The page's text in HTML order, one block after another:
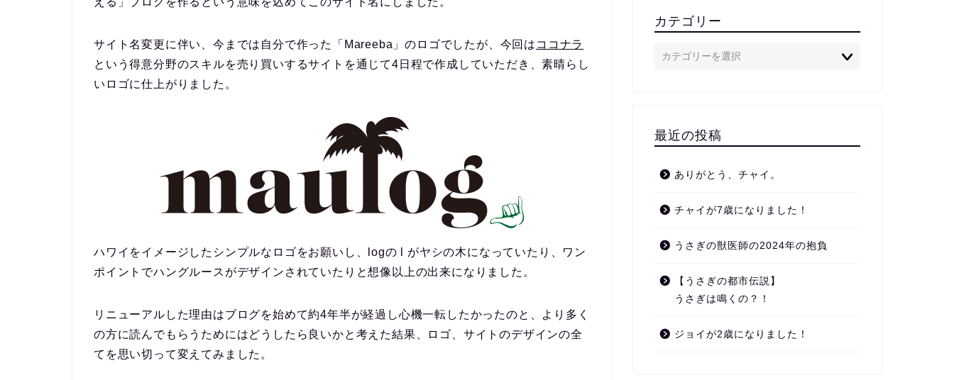
サイト名変更に伴い、今までは自分で作った「Mareeba」のロゴでしたが、今回は ココナラ
という得意分野のスキルを売り買いするサイトを通じて4日程で作成していただき、素晴らし
いロゴに仕上がりました。
ハワイをイメージしたシンプルなロゴをお願いし、logの l がヤシの木になっていたり、ワン
ポイントでハングルースがデザインされていたりと想像以上の出来になりました。
リニューアルした理由はブログを始めて約4年半が経過し心機一転したかったのと、より多く
の方に読んでもらうためにはどうしたら良いかと考えた結果、ロゴ、サイトのデザインの全
てを思い切って変えてみました。
カテゴリー
最近の投稿
ありがとう、チャイ。
チャイが7歳になりました！
うさぎの獣医師の2024年の抱負
【うさぎの都市伝説】
うさぎは鳴くの？！
ジョイが2歳になりました！